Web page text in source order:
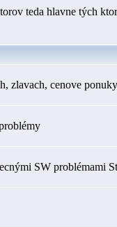
teda hlavne tých
zlavach, cenove ponuky
SW problémami